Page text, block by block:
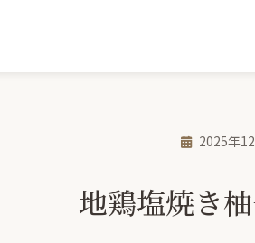
2025年
地鶏塩焼き